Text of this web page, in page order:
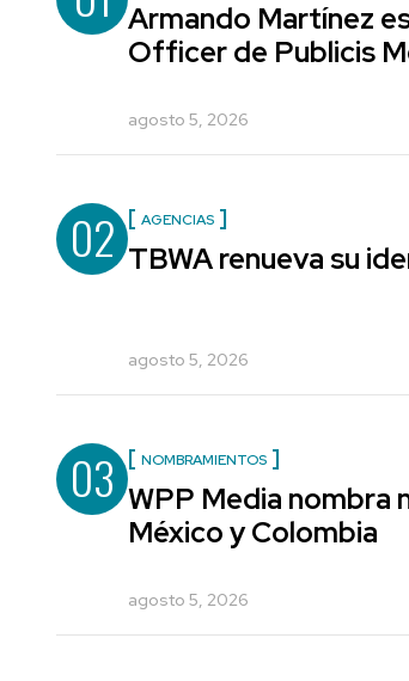
Armando Martínez
Officer de Publicis
agosto 5, 2026
02 AGENCIAS
TBWA renueva su
agosto 5, 2026
03 NOMBRAMIENTOS
WPP Media nombra
México y Colombia
agosto 5, 2026